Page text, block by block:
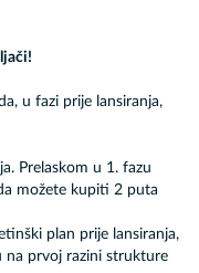
u fazi prije lansiranja,
Prelaskom u 1. fazu
možete kupiti 2 puta
plan prije lansiranja,
na prvoj razini strukture